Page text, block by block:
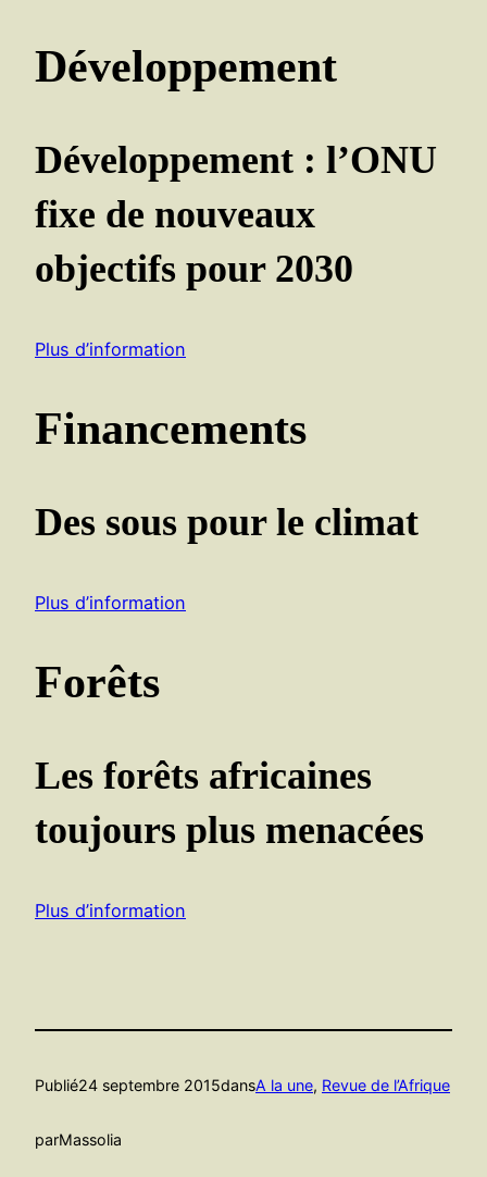
Développement
Développement : l’ONU
fixe de nouveaux
objectifs pour 2030
Plus d’information
Financements
Des sous pour le climat
Plus d’information
Forêts
Les forêts africaines
toujours plus menacées
Plus d’information
Publié24 septembre 2015dansA la une, Revue de l’Afrique
parMassolia